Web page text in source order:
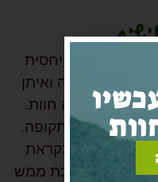
בגיל צעיר יחסית
שהקימה חווה ואיתן
של כמה חוות.
וגרנו שם תקופה.
חוות יאיר שנקראת
מוצאי שבת ממש